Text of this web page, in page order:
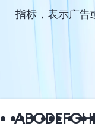
指标，表示广告
ABCDEFGHI